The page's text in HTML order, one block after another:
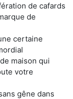
de cafards
de
certaine
maison qui
votre
gêne dans